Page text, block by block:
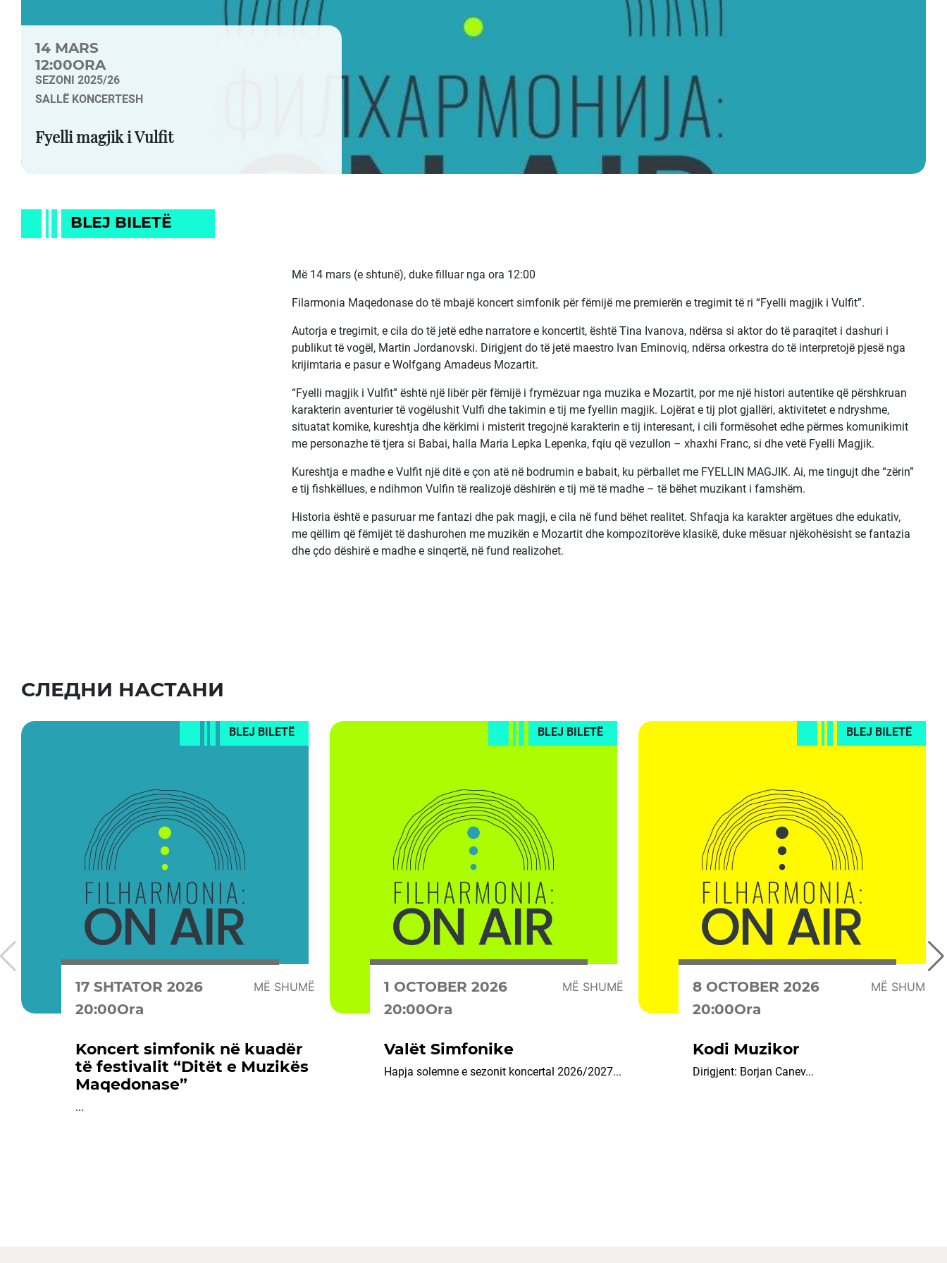
14 MARS
12:00ORA
SEZONI 2025/26
SALLË KONCERTESH
Fyelli magjik i Vulfit
BLEJ BILETË
Më 14 mars (e shtunë), duke filluar nga ora 12:00
Filarmonia Maqedonase do të mbajë koncert simfonik për fëmijë me premierën e tregimit të ri “Fyelli magjik i Vulfit”.
Autorja e tregimit, e cila do të jetë edhe narratore e koncertit, është Tina Ivanova, ndërsa si aktor do të paraqitet i dashuri i
publikut të vogël, Martin Jordanovski. Dirigjent do të jetë maestro Ivan Eminoviq, ndërsa orkestra do të interpretojë pjesë nga
krijimtaria e pasur e Wolfgang Amadeus Mozartit.
“Fyelli magjik i Vulfit” është një libër për fëmijë i frymëzuar nga muzika e Mozartit, por me një histori autentike që përshkruan
karakterin aventurier të vogëlushit Vulfi dhe takimin e tij me fyellin magjik. Lojërat e tij plot gjallëri, aktivitetet e ndryshme,
situatat komike, kureshtja dhe kërkimi i misterit tregojnë karakterin e tij interesant, i cili formësohet edhe përmes komunikimit
me personazhe të tjera si Babai, halla Maria Lepka Lepenka, fqiu që vezullon – xhaxhi Franc, si dhe vetë Fyelli Magjik.
Kureshtja e madhe e Vulfit një ditë e çon atë në bodrumin e babait, ku përballet me FYELLIN MAGJIK. Ai, me tingujt dhe “zërin”
e tij fishkëllues, e ndihmon Vulfin të realizojë dëshirën e tij më të madhe – të bëhet muzikant i famshëm.
Historia është e pasuruar me fantazi dhe pak magji, e cila në fund bëhet realitet. Shfaqja ka karakter argëtues dhe edukativ,
me qëllim që fëmijët të dashurohen me muzikën e Mozartit dhe kompozitorëve klasikë, duke mësuar njëkohësisht se fantazia
dhe çdo dëshirë e madhe e sinqertë, në fund realizohet.
СЛЕДНИ НАСТАНИ
BLEJ BILETË
17 SHTATOR 2026 MË SHUMË
20:00Ora
Koncert simfonik në kuadër
të festivalit “Ditët e Muzikës
Maqedonase”
...
BLEJ BILETË
1 OCTOBER 2026 MË SHUMË
20:00Ora
Valët Simfonike
Hapja solemne e sezonit koncertal 2026/2027...
BLEJ BILETË
8 OCTOBER 2026 MË SHUMË
20:00Ora
Kodi Muzikor
Dirigjent: Borjan Canev...